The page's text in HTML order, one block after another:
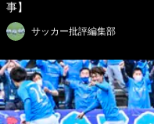
事】
サッカー批評編集部